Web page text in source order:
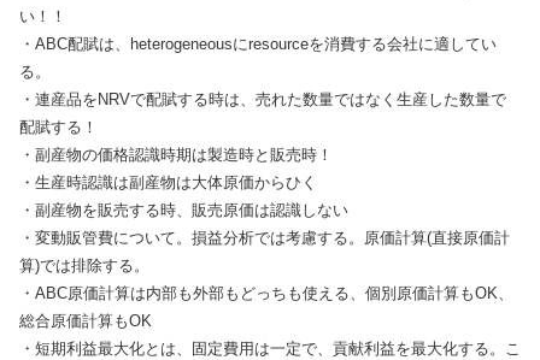
い！！
・ABC配賦は、heterogeneousにresourceを消費する会社に適してい
る。
・連産品をNRVで配賦する時は、売れた数量ではなく生産した数量で
配賦する！
・副産物の価格認識時期は製造時と販売時！
・生産時認識は副産物は大体原価からひく
・副産物を販売する時、販売原価は認識しない
・変動販管費について。損益分析では考慮する。原価計算(直接原価計
算)では排除する。
・ABC原価計算は内部も外部もどっちも使える、個別原価計算もOK、
総合原価計算もOK
・短期利益最大化とは、固定費用は一定で、貢献利益を最大化する。こ